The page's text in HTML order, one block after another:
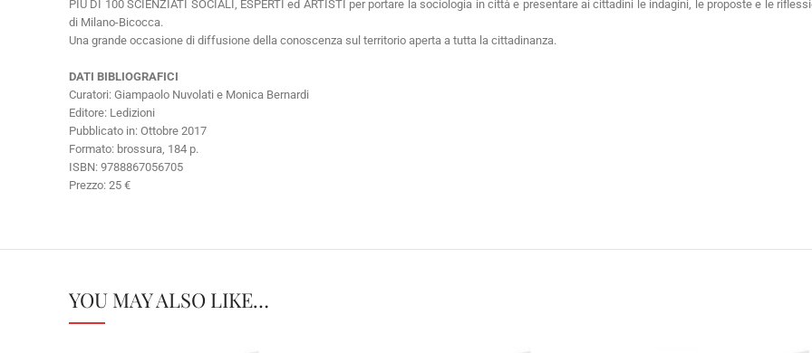
PIÙ DI 100 SCIENZIATI SOCIALI, ESPERTI ed ARTISTI per portare la sociologia in città e presentare ai cittadini le indagini, le proposte e le
di Milano-Bicocca.
Una grande occasione di diffusione della conoscenza sul territorio aperta a tutta la cittadinanza.
DATI BIBLIOGRAFICI
Curatori: Giampaolo Nuvolati e Monica Bernardi
Editore: Ledizioni
Pubblicato in: Ottobre 2017
Formato: brossura, 184 p.
ISBN: 9788867056705
Prezzo: 25 €
YOU MAY ALSO LIKE…